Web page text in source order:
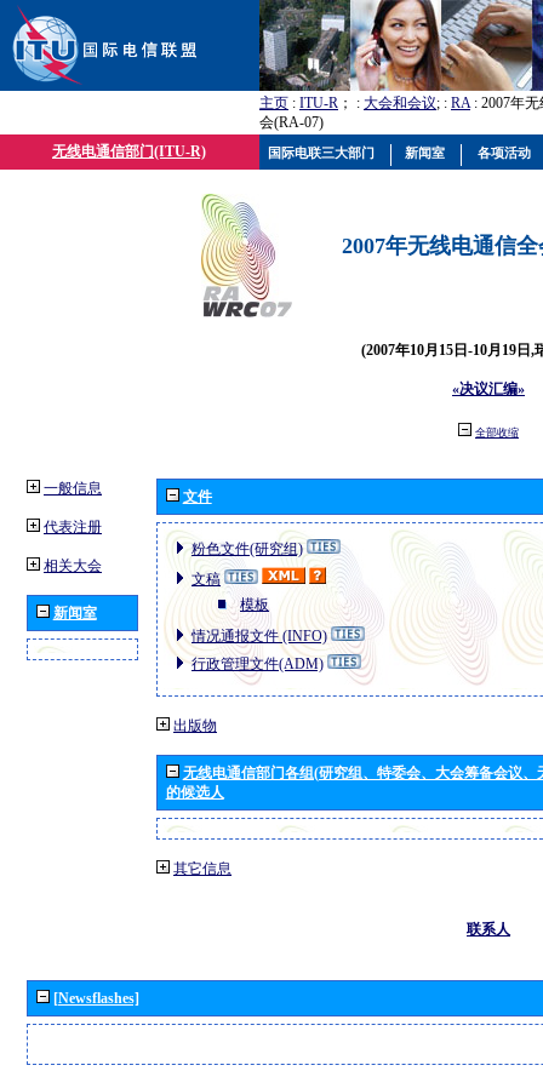
主页 : ITU-R ； : 大会和会议; : RA: 2007年
会(RA-07)
无线电通信部门(ITU-R)
2007年无线电通信
(2007年10月15日-10月19日,
«决议汇编»
全部收缩
一般信息
代表注册
相关大会
新闻室
文件
粉色文件(研究组)
文稿
模板
情况通报文件 (INFO)
行政管理文件(ADM)
出版物
无线电通信部门各组(研究组、特委会、大会筹备会议
的候选人
其它信息
联系人
[Newsflashes]
国际电联三大部门 新闻室 各项活动